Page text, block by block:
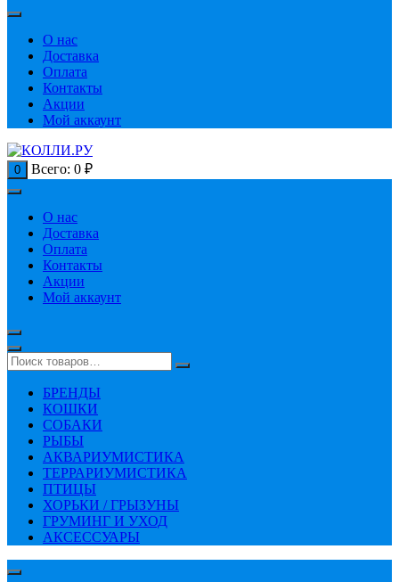
О нас
Доставка
Оплата
Контакты
Акции
Мой аккаунт
0 Всего: 0 ₽
О нас
Доставка
Оплата
Контакты
Акции
Мой аккаунт
БРЕНДЫ
КОШКИ
СОБАКИ
РЫБЫ
АКВАРИУМИСТИКА
ТЕРРАРИУМИСТИКА
ПТИЦЫ
ХОРЬКИ / ГРЫЗУНЫ
ГРУМИНГ И УХОД
АКСЕССУАРЫ